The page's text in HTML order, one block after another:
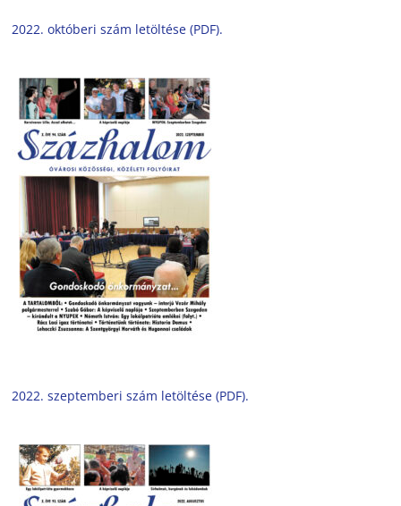
2022. októberi szám letöltése (PDF).
2022. szeptemberi szám letöltése (PDF).